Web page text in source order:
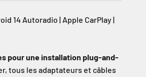
14 Autoradio | Apple CarPlay |
pour une installation plug-and-
tous les adaptateurs et câbles